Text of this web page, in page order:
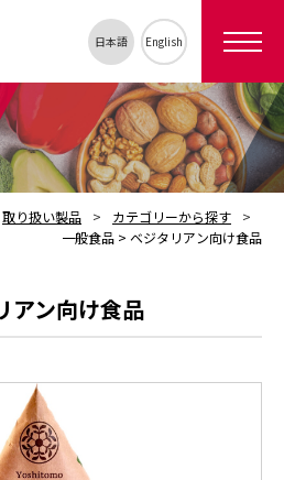
日本語 English
取り扱い製品
カテゴリーから探す
一般食品 > ベジタリアン向け食品
アン向け食品